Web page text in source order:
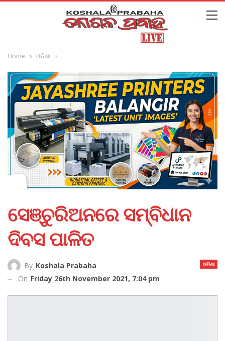
Home ଓଡିଶା
ସେଞ୍ଚୁରିଅନରେ ସମ୍ବିଧାନ
ଦିବସ ପାଳିତ
ଓଡିଶା
By Koshala Prabaha
On Friday 26th November 2021, 7:04 pm